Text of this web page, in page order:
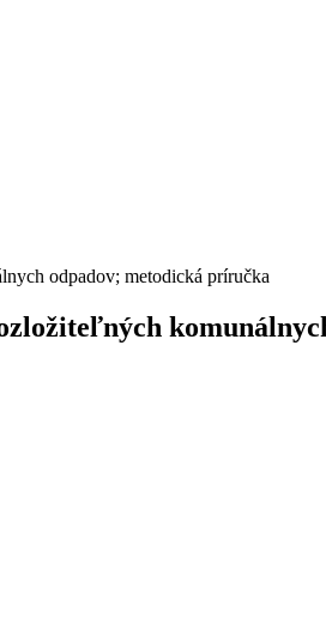
odpadov; metodická príručka